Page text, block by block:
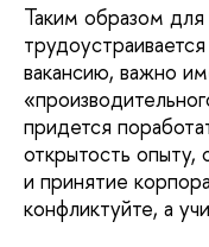
Таким образом для
вакансию, важно
придется
открытость опыту,
и принятие
конфликтуйте, а